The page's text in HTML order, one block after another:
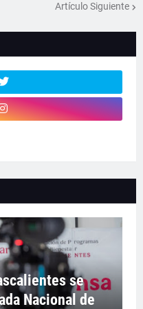
Artículo Siguiente
se
Nacional de